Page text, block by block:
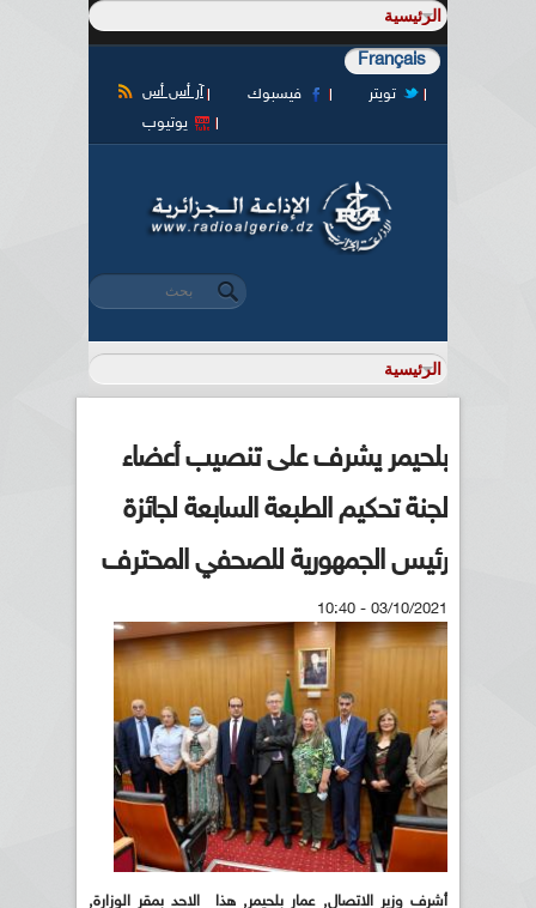
Français
آر أس أس فيسبوك
تويتر
يوتيوب
استمارة البحث
‏بحث ‏
بلحيمر يشرف على تنصيب أعضاء
لجنة تحكيم الطبعة السابعة لجائزة
رئيس الجمهورية للصحفي المحترف
03/10/2021 - 10:40
أشرف وزير الاتصال, عمار بلحيمر, هذا الاحد بمقر الوزارة,